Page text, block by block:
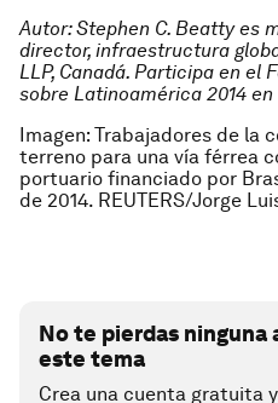
Autor: Stephen C. Beatty es
director, infraestructura
LLP, Canadá. Participa en el
sobre Latinoamérica 2014
Imagen: Trabajadores de la
terreno para una vía férrea
portuario financiado por
de 2014. REUTERS/Jorge
No te pierdas
este tema
Crea una cuenta gratuita